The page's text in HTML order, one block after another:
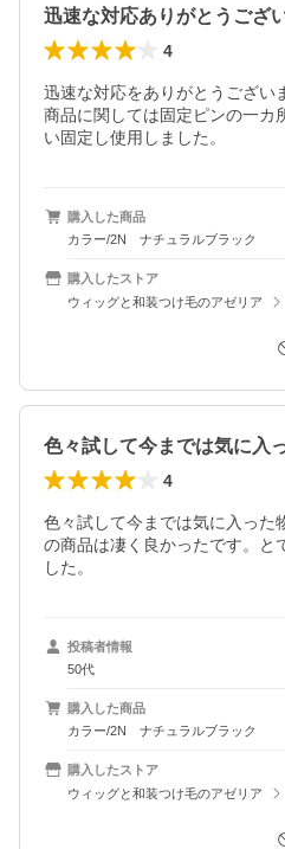
迅速な対応ありがとうござ
4
迅速な対応をありがとうござい
商品に関しては固定ピンの一カ
い固定し使用しました。
購入した商品
カラー/2N ナチュラルブラック
購入したストア
ウィッグと和装つけ毛のアゼリア
4
色々試して今までは気に入った
の商品は凄く良かったです。と
した。
投稿者情報
50代
購入した商品
カラー/2N ナチュラルブラック
購入したストア
ウィッグと和装つけ毛のアゼリア